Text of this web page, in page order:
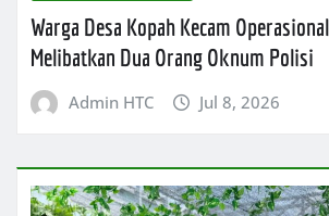
Warga Desa Kopah Kecam
Melibatkan Dua Orang Oknum Polisi
Admin HTC Jul 8, 2026